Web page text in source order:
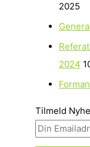
2025
2024
Tilmeld